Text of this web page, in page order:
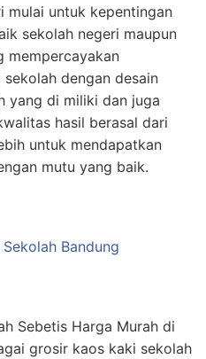
mulai untuk kepentingan
sekolah negeri maupun
mempercayakan
dengan desain
yang di miliki dan juga
hasil berasal dari
untuk mendapatkan
mutu yang baik.
Sebetis Harga Murah di
grosir kaos kaki sekolah